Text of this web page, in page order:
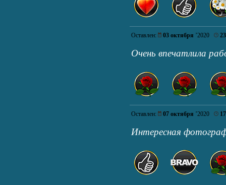
Оставлен: 03 октября ’2020
Очень впечатлила
Оставлен: 07 октября ’2020
Интересная